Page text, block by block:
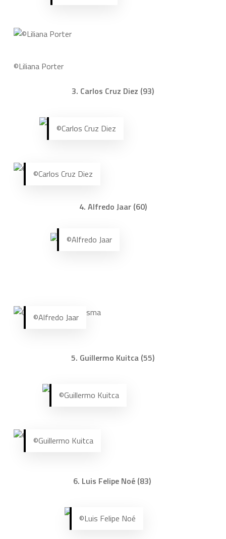
©Liliana Porter
3. Carlos Cruz Diez (93)
©Carlos Cruz Diez
©Carlos Cruz Diez
4. Alfredo Jaar (60)
©Alfredo Jaar
©Alfredo Jaar
5. Guillermo Kuitca (55)
©Guillermo Kuitca
©Guillermo Kuitca
6. Luis Felipe Noé (83)
©Luis Felipe Noé